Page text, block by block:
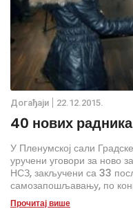
Дoгађаjи 22.12.2015.
40 нових
У Пленумској сали
уручени уговори за ново
НСЗ, закључени са 33
самозапошљавању, по
Прочитај више